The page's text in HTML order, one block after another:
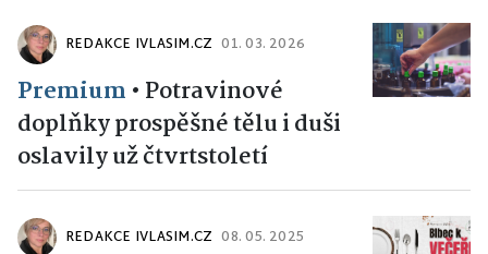
REDAKCE IVLASIM.CZ 01. 03. 2026
Premium • Potravinové
doplňky prospěšné tělu i duši
oslavily už čtvrtstoletí
REDAKCE IVLASIM.CZ 08. 05. 2025